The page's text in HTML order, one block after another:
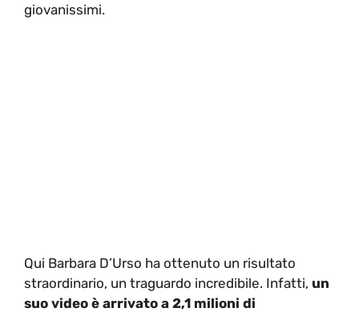
giovanissimi.
Qui Barbara D’Urso ha ottenuto un risultato
straordinario, un traguardo incredibile. Infatti, un
suo video è arrivato a 2,1 milioni di